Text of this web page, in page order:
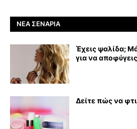
ΝΈΑ ΣΕΝΆΡΙΑ
Έχεις ψαλίδα;
για να
Δείτε πώς να